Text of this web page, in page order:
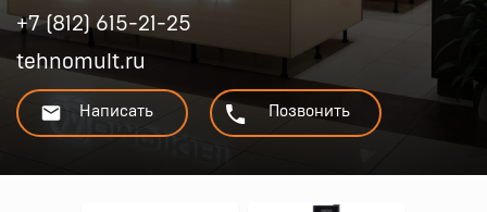
+7 (812) 615-21-25
tehnomult.ru
Написать Позвонить